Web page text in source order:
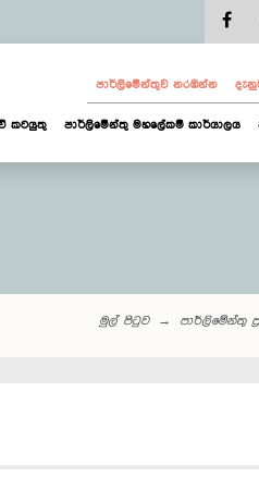
පාර්ලි‌මේන්තුව නරඹන්න
කටයුතු පාර්ලිමේන්තු මහලේකම් කාර්යාලය
මුල් පිටුව පාර්ලි‌මේන්තු‌